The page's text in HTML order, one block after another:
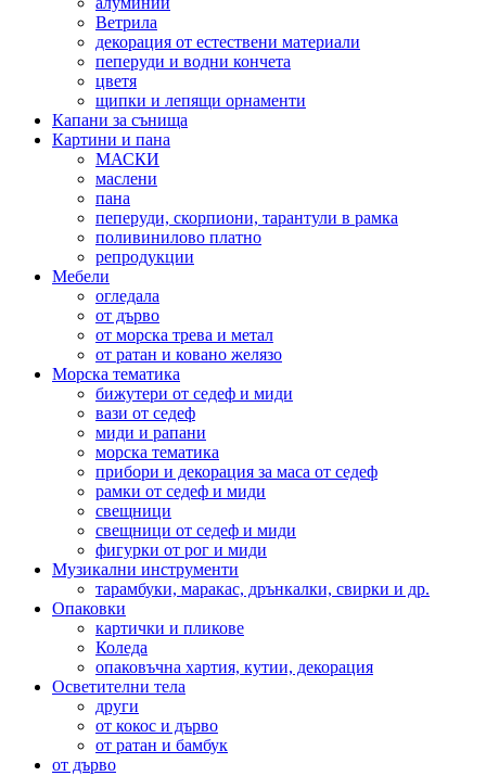
Ветрила
декорация от естествени материали
пеперуди и водни кончета
цветя
щипки и лепящи орнаменти
Капани за сънища
Картини и пана
МАСКИ
маслени
пана
пеперуди, скорпиони, тарантули в рамка
поливинилово платно
репродукции
Мебели
огледала
от дърво
от морска трева и метал
от ратан и ковано желязо
Морска тематика
бижутери от седеф и миди
вази от седеф
миди и рапани
морска тематика
прибори и декорация за маса от седеф
рамки от седеф и миди
свещници
свещници от седеф и миди
фигурки от рог и миди
Музикални инструменти
тарамбуки, маракас, дрънкалки, свирки и др.
Опаковки
картички и пликове
Коледа
опаковъчна хартия, кутии, декорация
Осветителни тела
други
от кокос и дърво
от ратан и бамбук
от дърво